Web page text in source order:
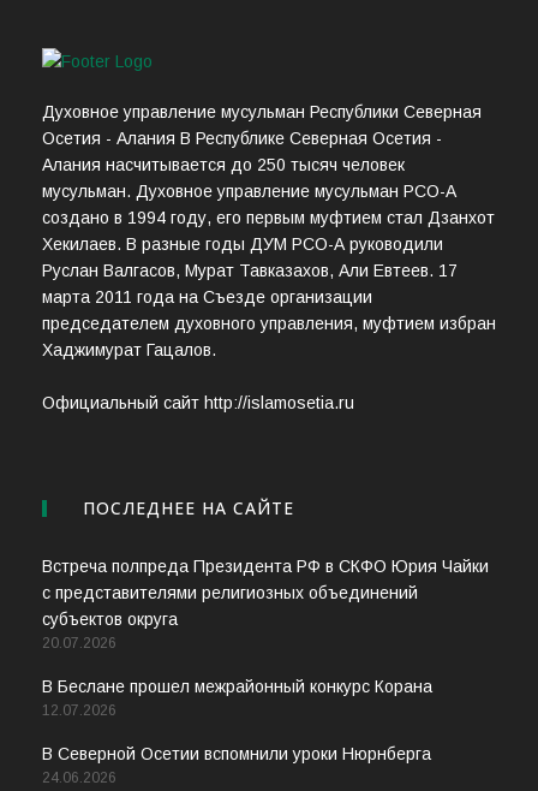
Духовное управление мусульман Республики Северная
Осетия - Алания В Республике Северная Осетия -
Алания насчитывается до 250 тысяч человек
мусульман. Духовное управление мусульман РСО-А
создано в 1994 году, его первым муфтием стал Дзанхот
Хекилаев. В разные годы ДУМ РСО-А руководили
Руслан Валгасов, Мурат Тавказахов, Али Евтеев. 17
марта 2011 года на Съезде организации
председателем духовного управления, муфтием избран
Хаджимурат Гацалов.
Официальный сайт http://islamosetia.ru
ПОСЛЕДНЕЕ НА САЙТЕ
Встреча полпреда Президента РФ в СКФО Юрия Чайки
с представителями религиозных объединений
субъектов округа
20.07.2026
В Беслане прошел межрайонный конкурс Корана
12.07.2026
В Северной Осетии вспомнили уроки Нюрнберга
24.06.2026